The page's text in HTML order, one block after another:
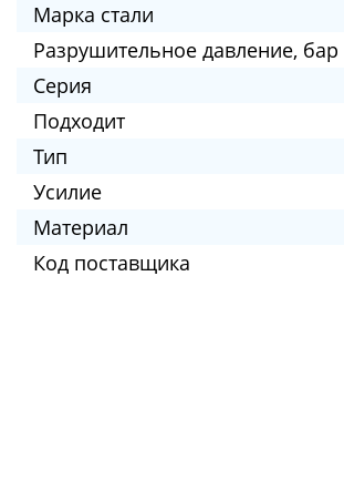
Марка стали
Разрушительное давление, бар
Серия
Подходит
Тип
Усилие
Материал
Код поставщика